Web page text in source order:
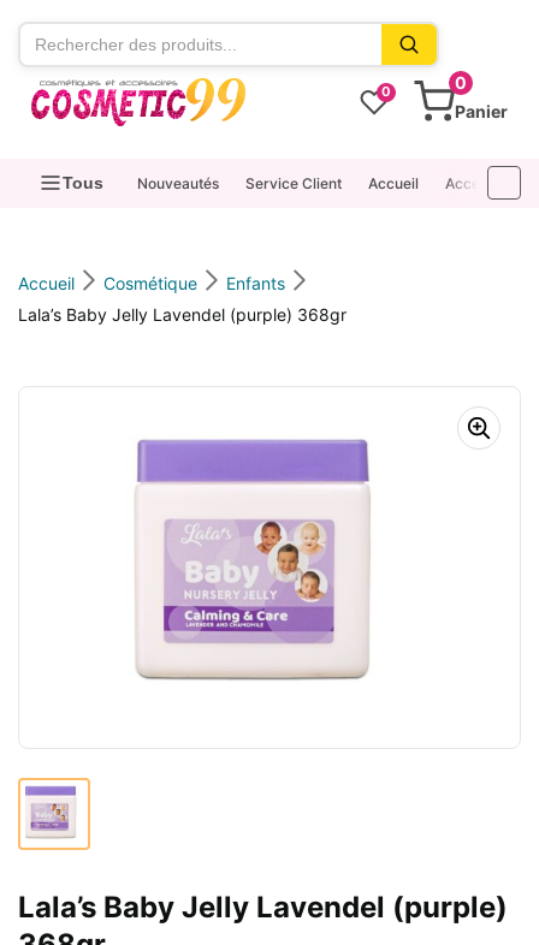
contenu
0
0
Panier
Tous Nouveautés Service Client Accueil Accessoires
Accueil Cosmétique
Enfants
Lala’s Baby Jelly Lavendel (purple) 368gr
Lala’s Baby Jelly Lavendel (purple)